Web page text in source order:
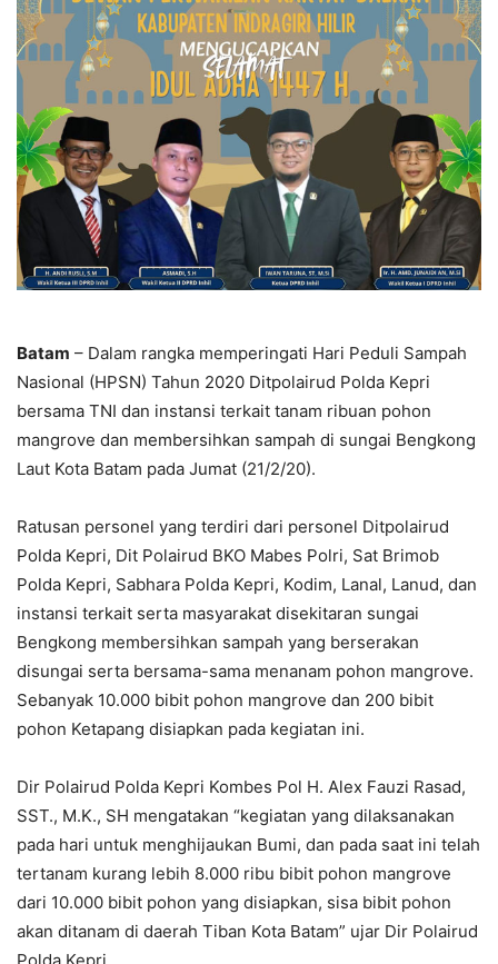
Batam – Dalam rangka memperingati Hari Peduli Sampah
Nasional (HPSN) Tahun 2020 Ditpolairud Polda Kepri
bersama TNI dan instansi terkait tanam ribuan pohon
mangrove dan membersihkan sampah di sungai Bengkong
Laut Kota Batam pada Jumat (21/2/20).
Ratusan personel yang terdiri dari personel Ditpolairud
Polda Kepri, Dit Polairud BKO Mabes Polri, Sat Brimob
Polda Kepri, Sabhara Polda Kepri, Kodim, Lanal, Lanud, dan
instansi terkait serta masyarakat disekitaran sungai
Bengkong membersihkan sampah yang berserakan
disungai serta bersama-sama menanam pohon mangrove.
Sebanyak 10.000 bibit pohon mangrove dan 200 bibit
pohon Ketapang disiapkan pada kegiatan ini.
Dir Polairud Polda Kepri Kombes Pol H. Alex Fauzi Rasad,
SST., M.K., SH mengatakan “kegiatan yang dilaksanakan
pada hari untuk menghijaukan Bumi, dan pada saat ini telah
tertanam kurang lebih 8.000 ribu bibit pohon mangrove
dari 10.000 bibit pohon yang disiapkan, sisa bibit pohon
akan ditanam di daerah Tiban Kota Batam” ujar Dir Polairud